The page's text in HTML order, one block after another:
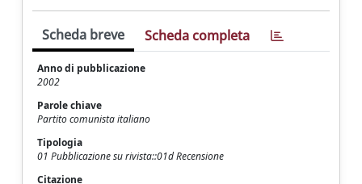
Scheda breve Scheda completa
Anno di pubblicazione
2002
Parole chiave
Partito comunista italiano
Tipologia
01 Pubblicazione su rivista::01d Recensione
Citazione